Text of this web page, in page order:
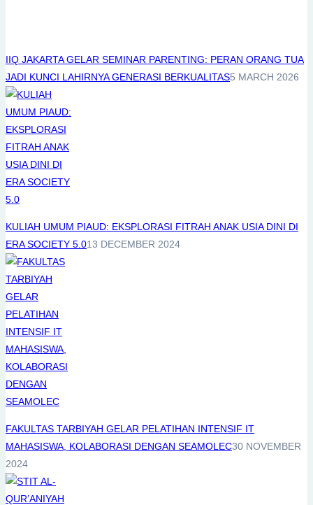
IIQ JAKARTA GELAR SEMINAR PARENTING: PERAN ORANG TUA
JADI KUNCI LAHIRNYA GENERASI BERKUALITAS5 MARCH 2026
KULIAH UMUM PIAUD: EKSPLORASI FITRAH ANAK USIA DINI DI
ERA SOCIETY 5.013 DECEMBER 2024
FAKULTAS TARBIYAH GELAR PELATIHAN INTENSIF IT
MAHASISWA, KOLABORASI DENGAN SEAMOLEC30 NOVEMBER
2024